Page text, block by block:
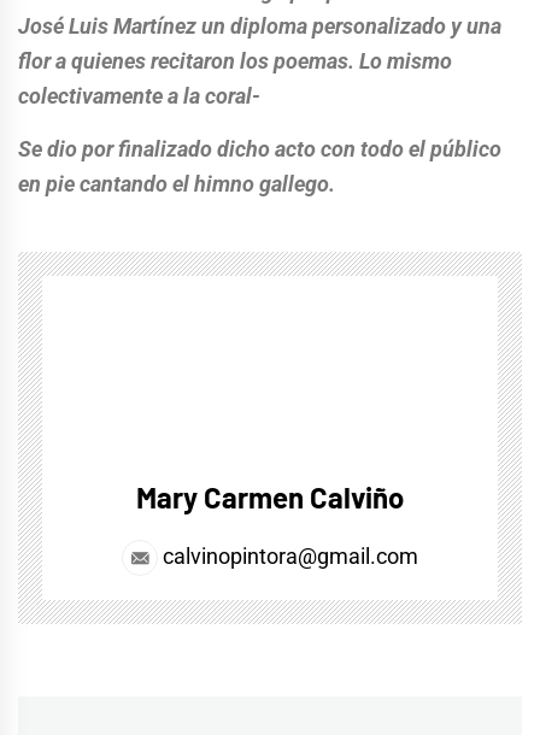
José Luis Martínez un diploma personalizado y una
flor a quienes recitaron los poemas. Lo mismo
colectivamente a la coral-
Se dio por finalizado dicho acto con todo el público
en pie cantando el himno gallego.
Mary Carmen Calviño
calvinopintora@gmail.com